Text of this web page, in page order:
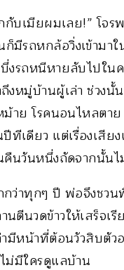
กับเมียผมเลย!” โ
รถหกล้อวิ่งเข้ามา
รถหนีหายลับไปใน
งหมู่บ้านผู้เล่า ช่วง
ย โรคนอนไหลตาย
ดียว แต่เรื่องเสียง
คืนวันหนึ่งถัดจากนั้น
ว่าทุกๆ ปี พ่อจึงชว
ตีนวดข้าวให้เสร็จเ
มีหน้าที่ต้อนวัวสิบตั
ม่มีใครดูแลบ้าน